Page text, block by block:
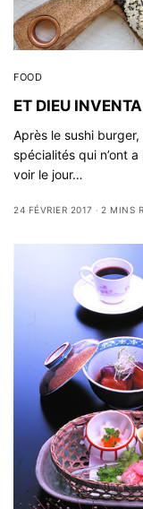
FOOD
ET DIEU
Après le sushi
spécialités qui n’ont
voir le jour…
24 FÉVRIER 2017 2 MINS